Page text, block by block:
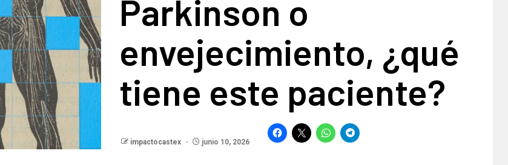
Parkinson o
envejecimiento, ¿qué
tiene este paciente?
impactocastex junio 10, 2026